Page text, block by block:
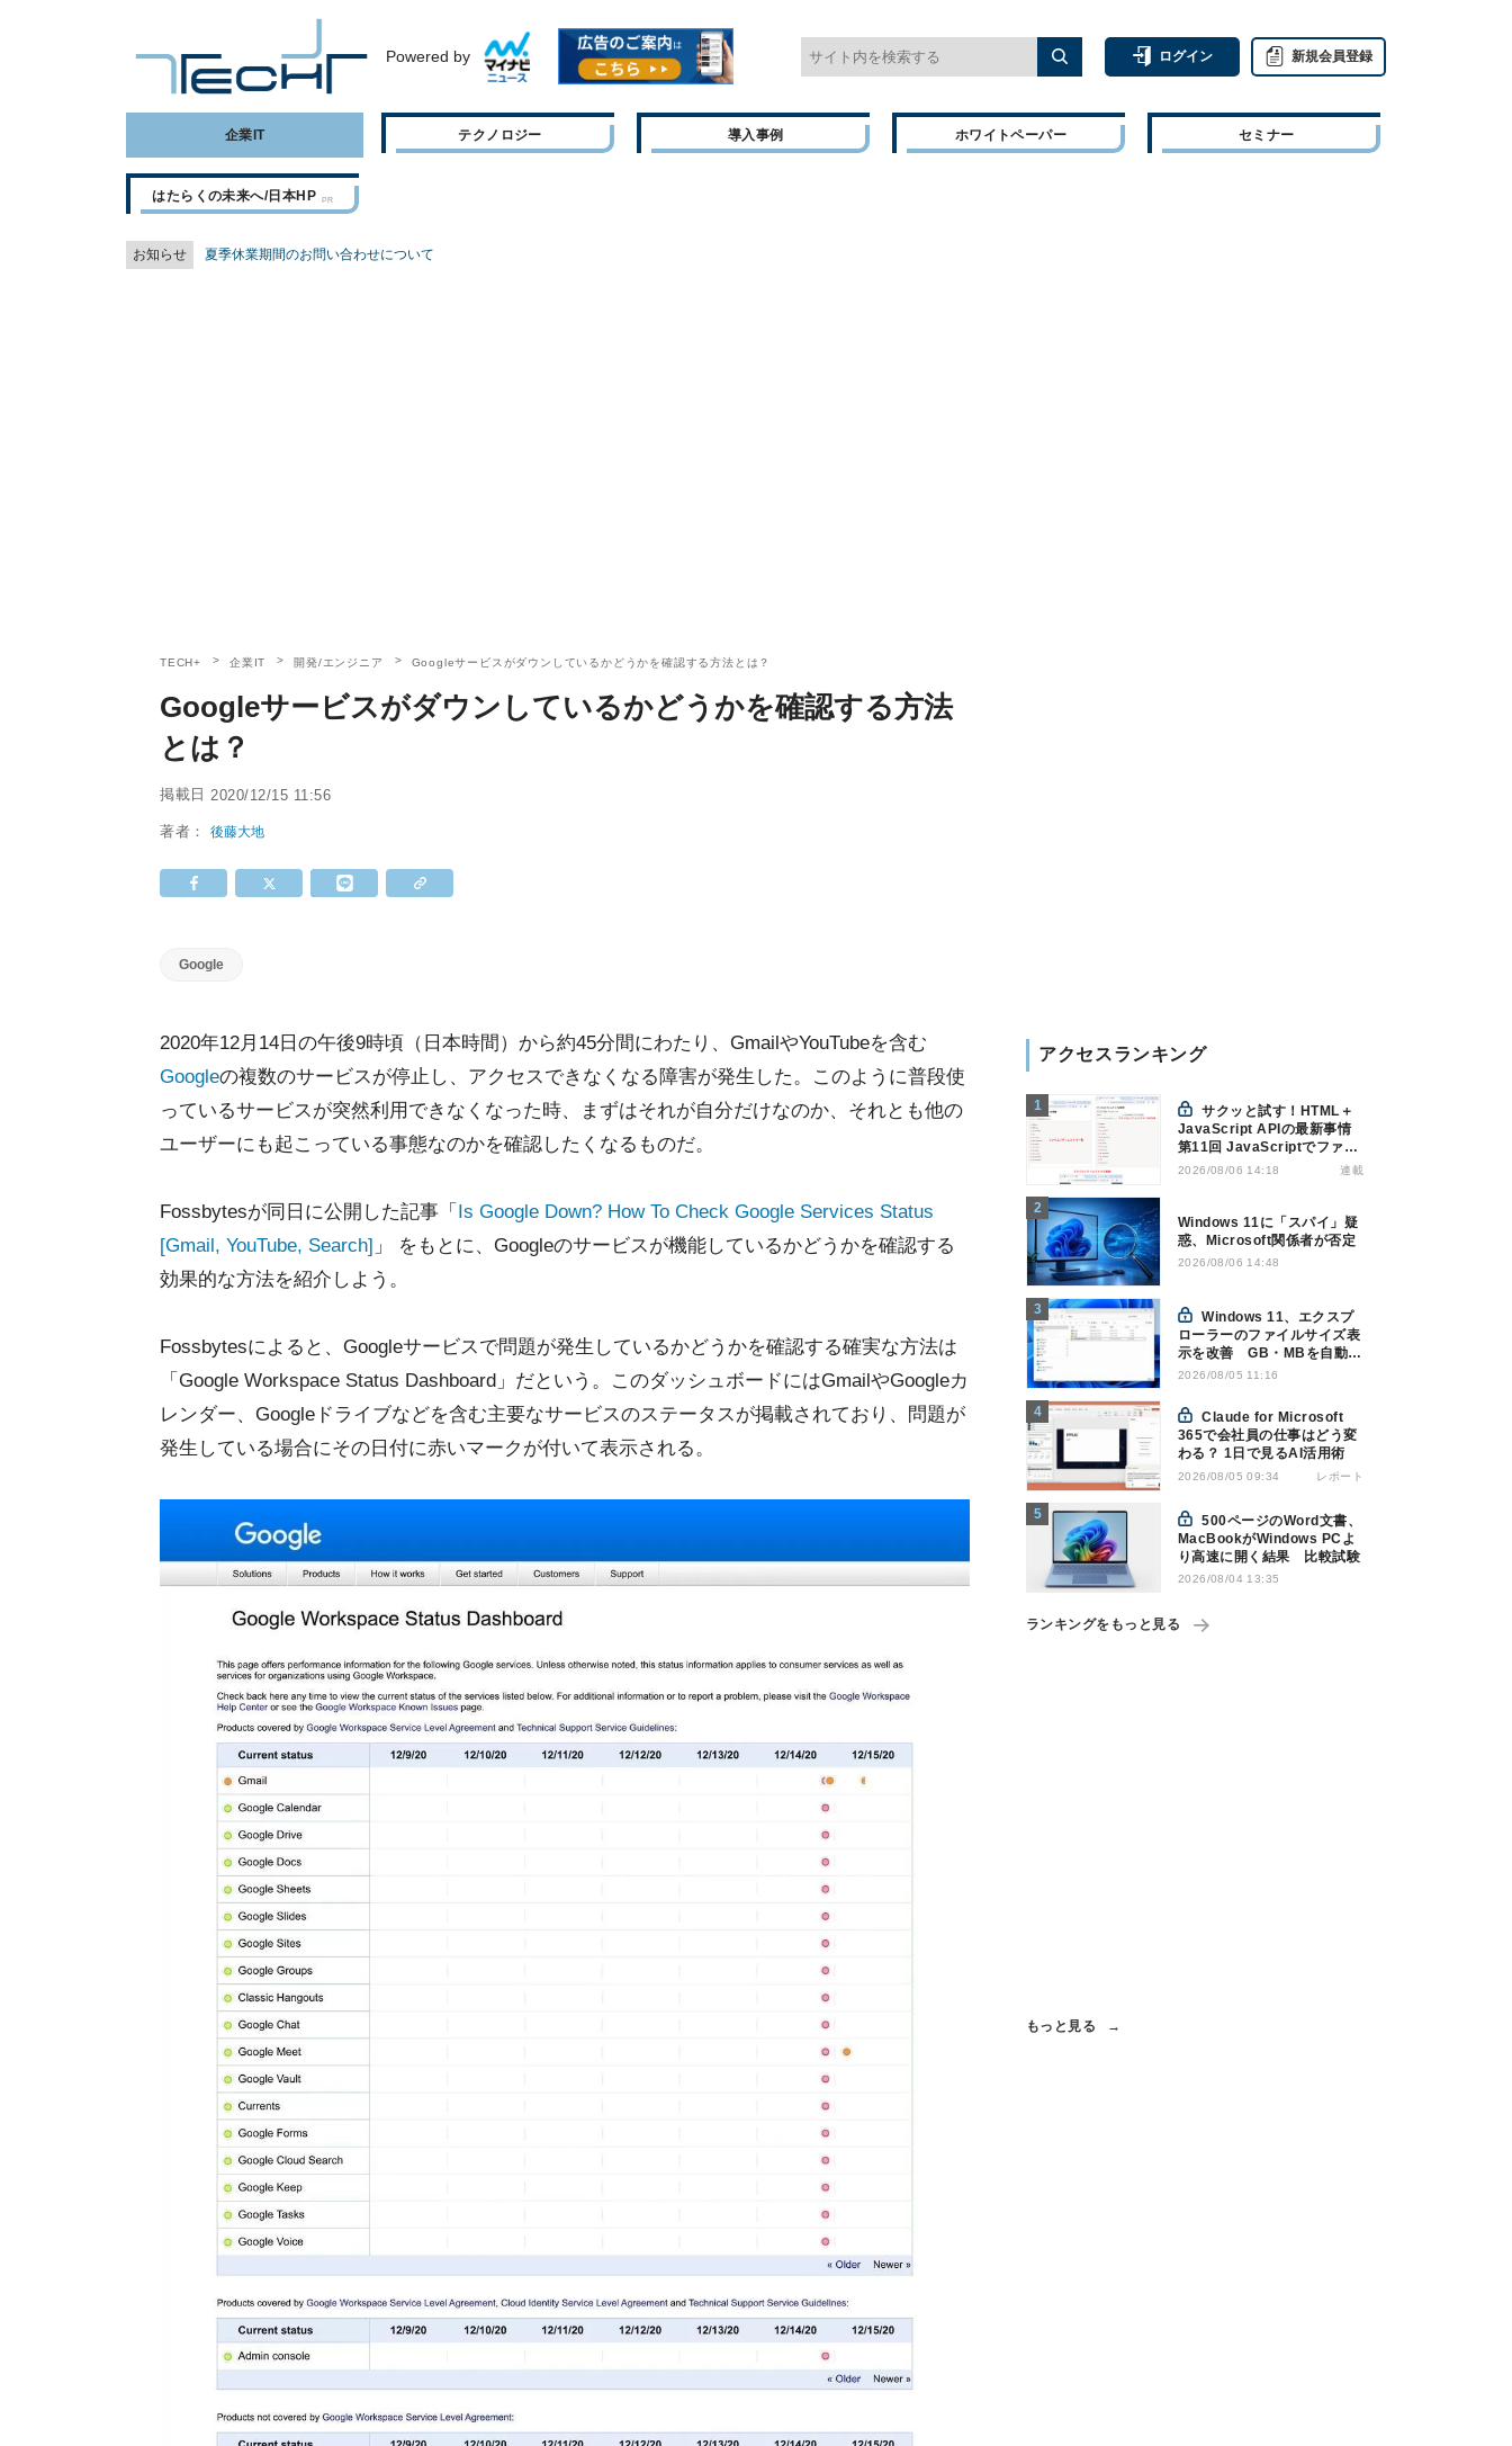
Powered by ログイン 新規会員登録
企業IT テクノロジー 導入事例 ホワイトペーパー セミナー
はたらくの未来へ/日本HP
お知らせ 夏季休業期間のお問い合わせについて
TECH+ 企業IT 開発/エンジニア Googleサービスがダウンしているかどうかを確認する方法とは？
Googleサービスがダウンしているかどうかを確認する方法
とは？
掲載日 2020/12/15 11:56
著者：後藤大地
Google
2020年12月14日の午後9時頃（日本時間）から約45分間にわたり、GmailやYouTubeを含む
Googleの複数のサービスが停止し、アクセスできなくなる障害が発生した。このように普段使
っているサービスが突然利用できなくなった時、まずはそれが自分だけなのか、それとも他の
ユーザーにも起こっている事態なのかを確認したくなるものだ。
Fossbytesが同日に公開した記事「 Is Google Down? How To Check Google Services Status
[Gmail, YouTube, Search] 」 をもとに、Googleのサービスが機能しているかどうかを確認する
効果的な方法を紹介しよう。
Fossbytesによると、Googleサービスで問題が発生しているかどうかを確認する確実な方法は
「Google Workspace Status Dashboard」だという。このダッシュボードにはGmailやGoogleカ
レンダー、Googleドライブなどを含む主要なサービスのステータスが掲載されており、問題が
発生している場合にその日付に赤いマークが付いて表示される。
アクセスランキング
サクッと試す！HTML＋
JavaScript APIの最新事情
第11回 JavaScriptでファイ
ル管理！Origin Private File
2026/08/06 14:18 連載
Windows 11に「スパイ」疑
惑、Microsoft関係者が否定
2026/08/06 14:48
Windows 11、エクスプ
ローラーのファイルサイズ表
示を改善 GB・MBを自動表
示へ
2026/08/05 11:16
Claude for Microsoft
365で会社員の仕事はどう変
わる？ 1日で見るAI活用術
2026/08/05 09:34 レポート
500ページのWord文書、
MacBookがWindows PCよ
り高速に開く結果 比較試験
2026/08/04 13:35
ランキングをもっと見る
もっと見る